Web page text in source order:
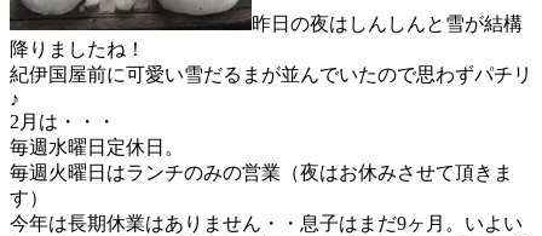
昨日の夜はしんしんと雪が結構
降りましたね！
紀伊国屋前に可愛い雪だるまが並んでいたので思わずパチリ
♪
2月は・・・
毎週水曜日定休日。
毎週火曜日はランチのみの営業（夜はお休みさせて頂きま
す）
今年は長期休業はありません・・息子はまだ9ヶ月。いよい